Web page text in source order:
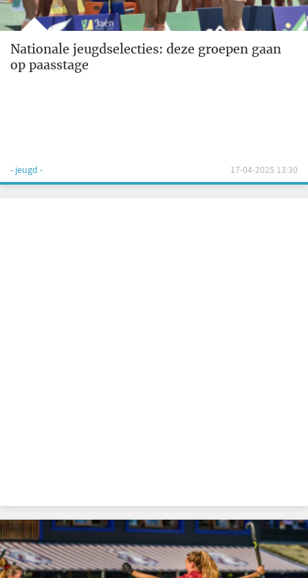
Nationale jeugdselecties: deze groepen gaan
op paasstage
- jeugd - 17-04-2025 13:30